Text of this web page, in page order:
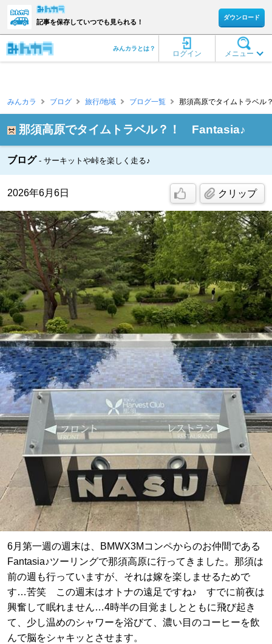
記事を保存していつでも見られる！
ダウンロード
メニュー
ログイン
みんカラとは？
みんカラ ブログ 旅行/地域 ブログ一覧 那須高原でタイムトラベ
那須高原でタイムトラベル？！ Fantasia♪
ブログ サーキットや峠を楽しく走る♪
2026年6月6日 クリップ
6月第一週の週末は、BMWX3Mコンペからのお仲間である
Fantasia♪ツーリングで那須高原に行ってきました。那須は
前の週も行っていますが、それは嫁を楽しませるためで
す…苦笑 この週末はオトナの遠足ですね♪ すでに前夜は
興奮して眠れません…4時半の目覚ましとともに飛び起き
て、少し温めのシャワーを浴びて、濃い目のコーヒーを飲
んで脳をシャキッとさせます。